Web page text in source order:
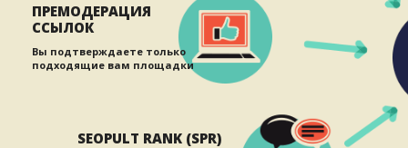
SEOPULT RANK (SPR)
ПРЕМОДЕРАЦИЯ
ССЫЛОК
Вы подтверждаете только
подходящие вам площадки